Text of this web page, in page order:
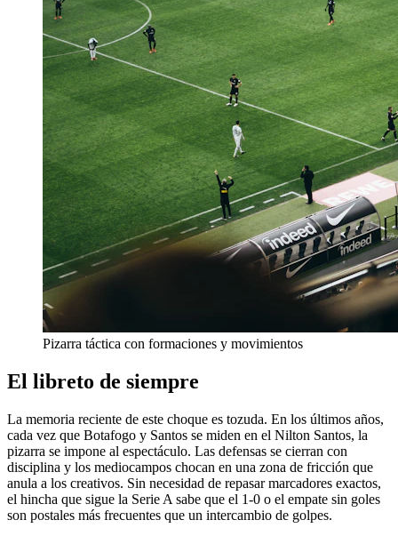
Pizarra táctica con formaciones y movimientos
El libreto de siempre
La memoria reciente de este choque es tozuda. En los últimos años,
cada vez que Botafogo y Santos se miden en el Nilton Santos, la
pizarra se impone al espectáculo. Las defensas se cierran con
disciplina y los mediocampos chocan en una zona de fricción que
anula a los creativos. Sin necesidad de repasar marcadores exactos,
el hincha que sigue la Serie A sabe que el 1-0 o el empate sin goles
son postales más frecuentes que un intercambio de golpes.